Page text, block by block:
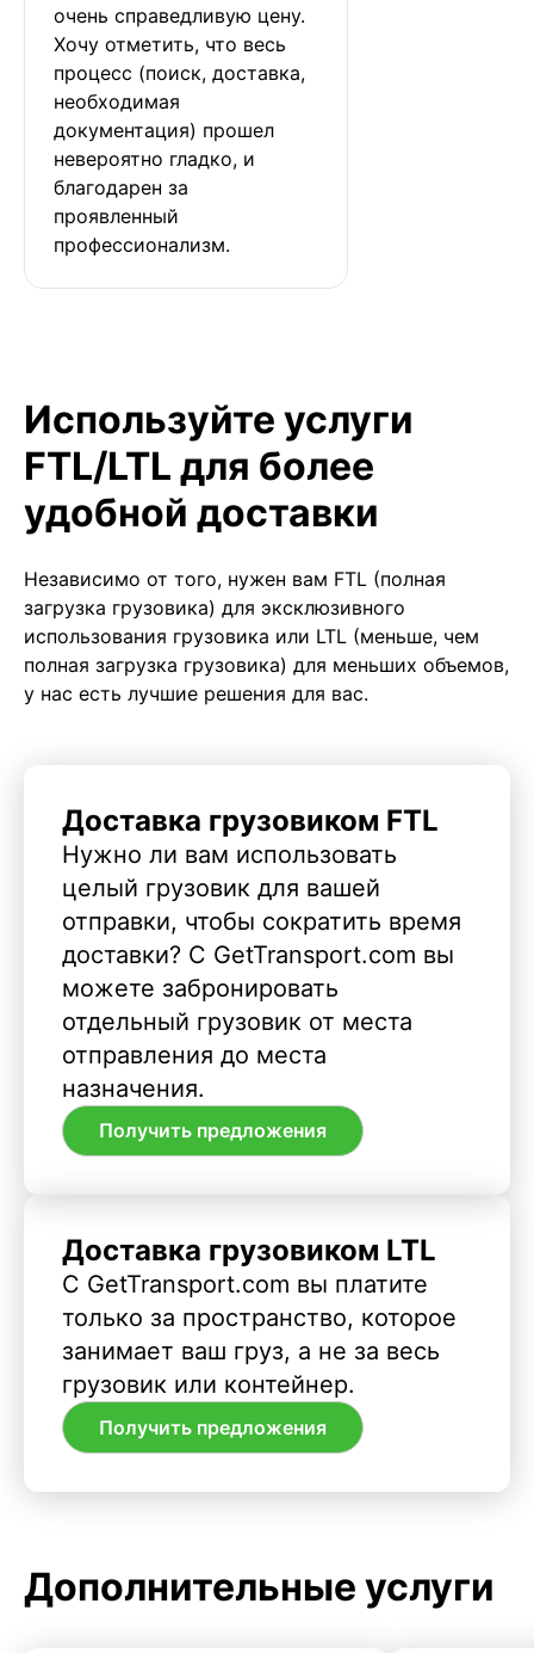
очень справедливую цену.
Хочу отметить, что весь
процесс (поиск, доставка,
необходимая
документация) прошел
невероятно гладко, и
благодарен за
проявленный
профессионализм.
Используйте услуги
FTL/LTL для более
удобной доставки
Независимо от того, нужен вам FTL (полная
загрузка грузовика) для эксклюзивного
использования грузовика или LTL (меньше, чем
полная загрузка грузовика) для меньших объемов,
у нас есть лучшие решения для вас.
Доставка грузовиком FTL
Нужно ли вам использовать
целый грузовик для вашей
отправки, чтобы сократить время
доставки? С GetTransport.com вы
можете забронировать
отдельный грузовик от места
отправления до места
назначения.
Получить предложения
Доставка грузовиком LTL
С GetTransport.com вы платите
только за пространство, которое
занимает ваш груз, а не за весь
грузовик или контейнер.
Получить предложения
Дополнительные услуги